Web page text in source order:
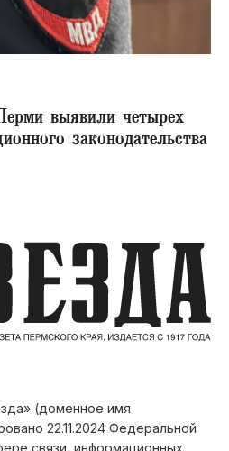
выявили четырех
законодательства
(доменное имя
22.11.2024 Федеральной
связи, информационных